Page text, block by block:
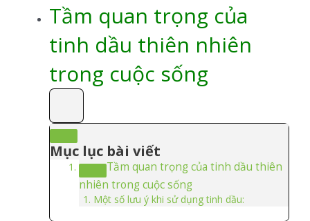
Tầm quan trọng của
tinh dầu thiên nhiên
trong cuộc sống
Mục lục bài viết
Tầm quan trọng của tinh dầu thiên
nhiên trong cuộc sống
Một số lưu ý khi sử dụng tinh dầu: